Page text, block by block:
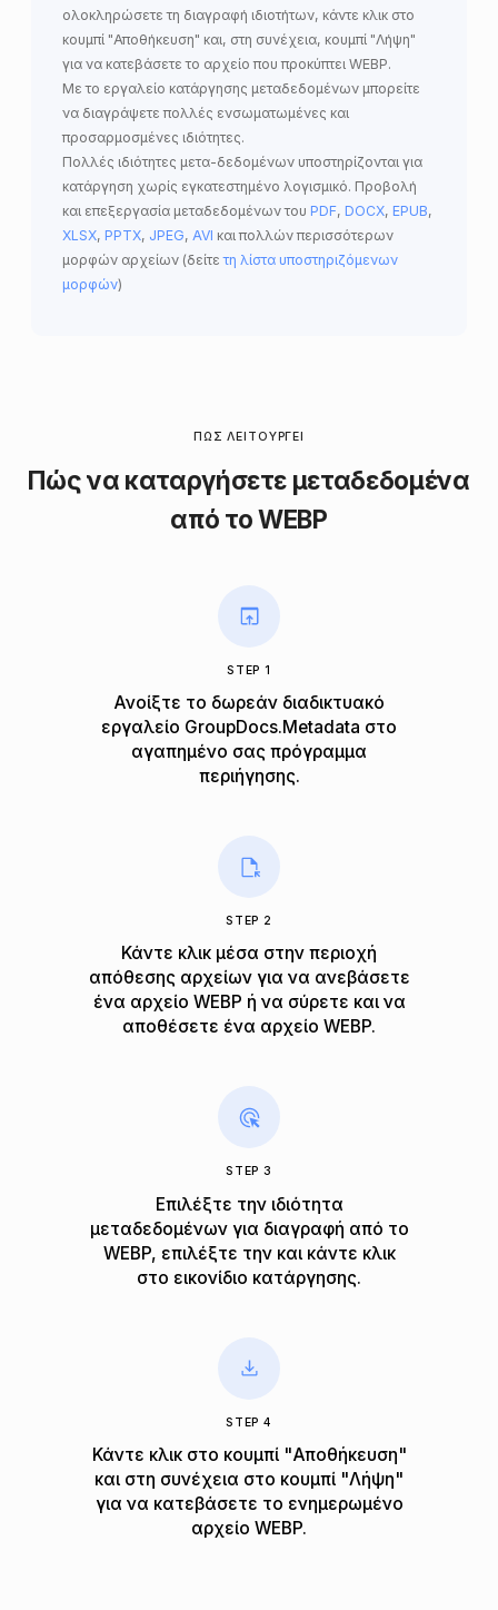
ολοκληρώσετε τη διαγραφή ιδιοτήτων, κάντε κλικ στο
κουμπί "Αποθήκευση" και, στη συνέχεια, κουμπί "Λήψη"
για να κατεβάσετε το αρχείο που προκύπτει WEBP.
Με το εργαλείο κατάργησης μεταδεδομένων μπορείτε
να διαγράψετε πολλές ενσωματωμένες και
προσαρμοσμένες ιδιότητες.
Πολλές ιδιότητες μετα-δεδομένων υποστηρίζονται για
κατάργηση χωρίς εγκατεστημένο λογισμικό. Προβολή
και επεξεργασία μεταδεδομένων του PDF, DOCX, EPUB,
XLSX, PPTX, JPEG, AVI και πολλών περισσότερων
μορφών αρχείων (δείτετη λίστα υποστηριζόμενων
μορφών)
ΠΏΣ ΛΕΙΤΟΥΡΓΕΊ
Πώς να καταργήσετε μεταδεδομένα
από το WEBP
STEP 1
Ανοίξτε το δωρεάν διαδικτυακό
εργαλείο GroupDocs.Metadata στο
αγαπημένο σας πρόγραμμα
περιήγησης.
STEP 2
Κάντε κλικ μέσα στην περιοχή
απόθεσης αρχείων για να ανεβάσετε
ένα αρχείο WEBP ή να σύρετε και να
αποθέσετε ένα αρχείο WEBP.
STEP 3
Επιλέξτε την ιδιότητα
μεταδεδομένων για διαγραφή από το
WEBP, επιλέξτε την και κάντε κλικ
στο εικονίδιο κατάργησης.
STEP 4
Κάντε κλικ στο κουμπί "Αποθήκευση"
και στη συνέχεια στο κουμπί "Λήψη"
για να κατεβάσετε το ενημερωμένο
αρχείο WEBP.